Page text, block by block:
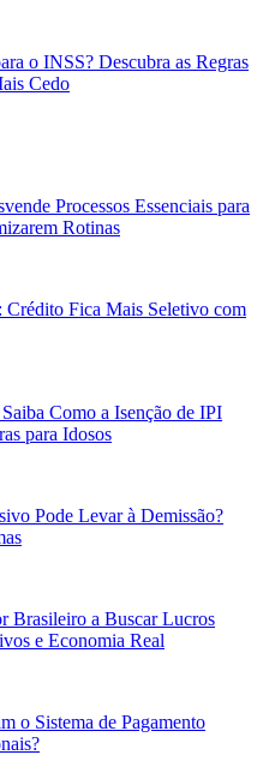
o INSS? Descubra as Regras
Cedo
Processos Essenciais para
Rotinas
Crédito Fica Mais Seletivo com
Como a Isenção de IPI
para Idosos
Pode Levar à Demissão?
Brasileiro a Buscar Lucros
e Economia Real
o Sistema de Pagamento